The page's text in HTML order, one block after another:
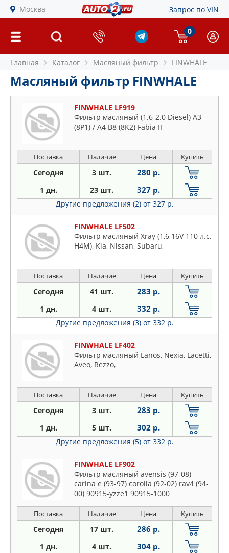
Москва Запрос по VIN
0
Главная Каталог Масляный фильтр FINWHALE
Масляный фильтр FINWHALE
FINWHALE LF919
Фильтр масляный (1.6-2.0 Diesel) A3
(8P1) / A4 B8 (8K2) Fabia II
Поставка Наличие Цена Купить
Сегодня 3 шт. 280 р.
1 дн. 23 шт. 327 р.
Другие предложения (2) от 327 р.
FINWHALE LF502
Фильтр масляный Xray (1,6 16V 110 л.с.
H4M), Kia, Nissan, Subaru,
Поставка Наличие Цена Купить
Сегодня 41 шт. 283 р.
1 дн. 4 шт. 332 р.
Другие предложения (3) от 332 р.
FINWHALE LF402
Фильтр масляный Lanos, Nexia, Lacetti,
Aveo, Rezzo,
Поставка Наличие Цена Купить
Сегодня 3 шт. 283 р.
1 дн. 5 шт. 302 р.
Другие предложения (5) от 332 р.
FINWHALE LF902
Фильтр масляный avensis (97-08)
carina e (93-97) corolla (92-02) rav4 (94-
00) 90915-yzze1 90915-1000
Поставка Наличие Цена Купить
Сегодня 17 шт. 286 р.
1 дн. 4 шт. 304 р.